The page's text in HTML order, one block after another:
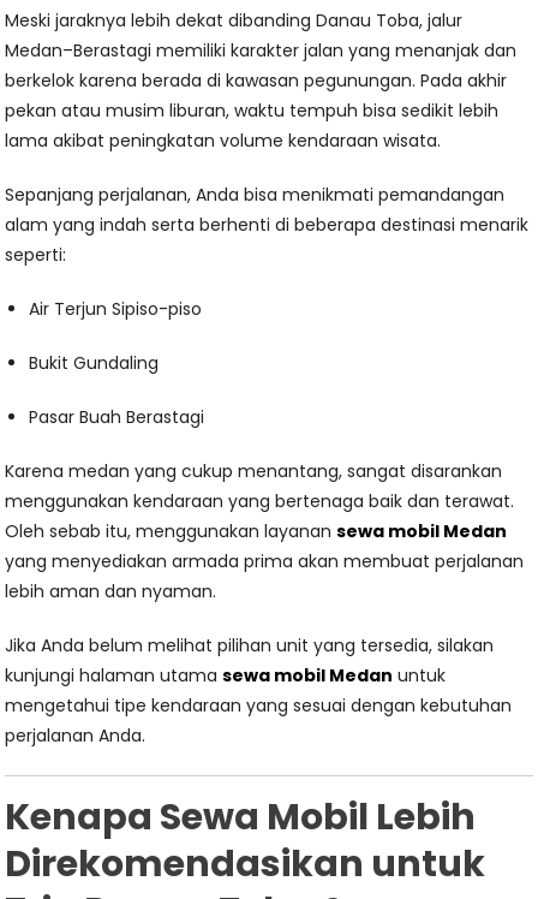
Meski jaraknya lebih dekat dibanding Danau Toba, jalur
Medan–Berastagi memiliki karakter jalan yang menanjak dan
berkelok karena berada di kawasan pegunungan. Pada akhir
pekan atau musim liburan, waktu tempuh bisa sedikit lebih
lama akibat peningkatan volume kendaraan wisata.
Sepanjang perjalanan, Anda bisa menikmati pemandangan
alam yang indah serta berhenti di beberapa destinasi menarik
seperti:
Air Terjun Sipiso-piso
Bukit Gundaling
Pasar Buah Berastagi
Karena medan yang cukup menantang, sangat disarankan
menggunakan kendaraan yang bertenaga baik dan terawat.
Oleh sebab itu, menggunakan layanansewa mobil Medan
yang menyediakan armada prima akan membuat perjalanan
lebih aman dan nyaman.
Jika Anda belum melihat pilihan unit yang tersedia, silakan
kunjungi halaman utamasewa mobil Medan untuk
mengetahui tipe kendaraan yang sesuai dengan kebutuhan
perjalanan Anda.
Kenapa Sewa Mobil Lebih
Direkomendasikan untuk